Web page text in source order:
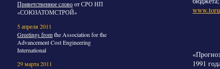
Приветственное словоот СРО НП
«СОЮЗАТОМСТРОЙ»
5 апреля 2011
Greetings fromthe Association for the
Advancement Cost Engineering
International
29 марта 2011
1991